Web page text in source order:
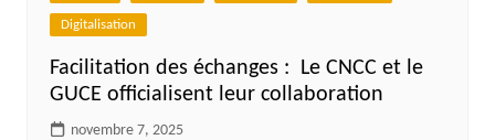
Digitalisation
Facilitation des échanges : ‎ Le CNCC et le
GUCE officialisent leur collaboration
novembre 7, 2025